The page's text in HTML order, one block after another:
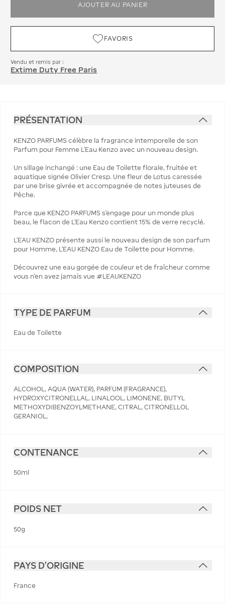
AJOUTER AU PANIER
FAVORIS
Vendu et remis par :
Extime Duty Free Paris
PRÉSENTATION
KENZO PARFUMS célèbre la fragrance intemporelle de son
Parfum pour Femme L’Eau Kenzo avec un nouveau design.
Un sillage inchangé : une Eau de Toilette florale, fruitée et
aquatique signée Olivier Cresp. Une fleur de Lotus caressée
par une brise givrée et accompagnée de notes juteuses de
Pêche.
Parce que KENZO PARFUMS s’engage pour un monde plus
beau, le flacon de L’Eau Kenzo contient 15% de verre recyclé.
L’EAU KENZO présente aussi le nouveau design de son parfum
pour Homme, L’EAU KENZO Eau de Toilette pour Homme.
Découvrez une eau gorgée de couleur et de fraîcheur comme
vous n’en avez jamais vue #LEAUKENZO
TYPE DE PARFUM
Eau de Toilette
COMPOSITION
ALCOHOL, AQUA (WATER), PARFUM (FRAGRANCE),
HYDROXYCITRONELLAL, LINALOOL, LIMONENE, BUTYL
METHOXYDIBENZOYLMETHANE, CITRAL, CITRONELLOL
GERANIOL,
CONTENANCE
50ml
POIDS NET
50g
PAYS D'ORIGINE
France